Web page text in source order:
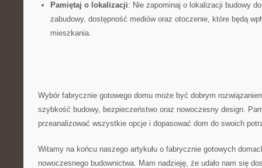
Pamiętaj‍ o ​lokalizacji: Nie zapominaj‌ o‍ lokalizacji budowy‍
zabudowy, dostępność mediów⁣ oraz otoczenie, ‌które ‍będą
mieszkania.
Wybór fabrycznie gotowego domu może⁣ być dobrym
szybkość budowy,⁣ bezpieczeństwo oraz nowoczesny design.
‍przeanalizować wszystkie opcje i dopasować⁣ dom do swoich
Witamy ‌na końcu naszego‍ artykułu o fabrycznie gotowych
nowoczesnego budownictwa. Mam nadzieję, że ⁣udało nam ⁤się⁣